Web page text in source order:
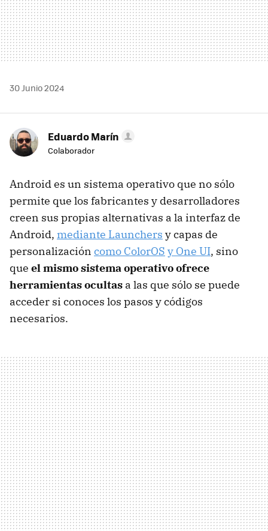
30 Junio 2024
Eduardo Marín
Colaborador
Android es un sistema operativo que no sólo
permite que los fabricantes y desarrolladores
creen sus propias alternativas a la interfaz de
Android, mediante Launchers y capas de
personalización como ColorOS y One UI, sino
que el mismo sistema operativo ofrece
herramientas ocultas a las que sólo se puede
acceder si conoces los pasos y códigos
necesarios.